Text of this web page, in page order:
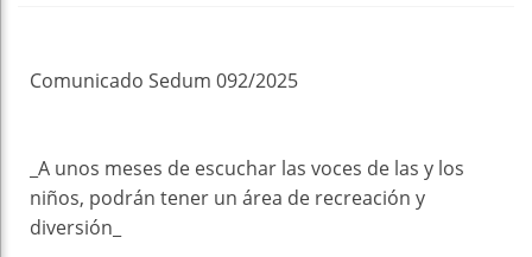
Comunicado Sedum 092/2025
_A unos meses de escuchar las voces de las y los
niños, podrán tener un área de recreación y
diversión_